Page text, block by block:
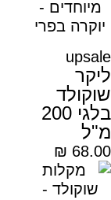
upsale
ליקר
שוקולד
בלגי 200
מ"ל
₪ 68.00